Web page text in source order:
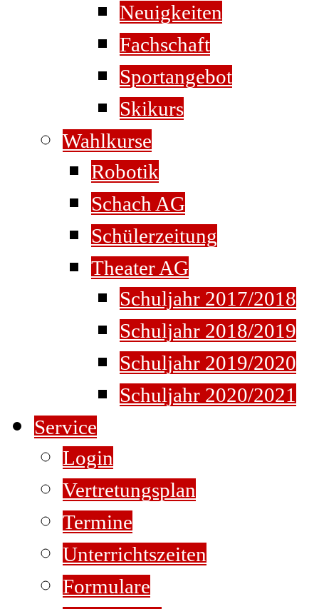
Neuigkeiten
Fachschaft
Sportangebot
Skikurs
Wahlkurse
Robotik
Schach AG
Schülerzeitung
Theater AG
Schuljahr 2017/2018
Schuljahr 2018/2019
Schuljahr 2019/2020
Schuljahr 2020/2021
Service
Login
Vertretungsplan
Termine
Unterrichtszeiten
Formulare